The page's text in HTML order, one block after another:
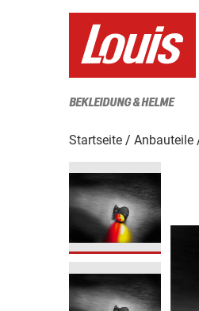
BEKLEIDUNG & HELME
Startseite Anbauteile